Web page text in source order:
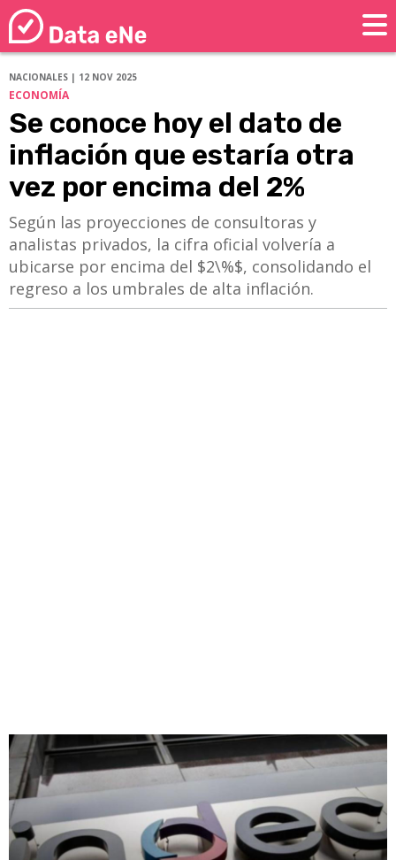
NACIONALES | 12 NOV 2025
ECONOMÍA
Se conoce hoy el dato de
inflación que estaría otra
vez por encima del 2%
Según las proyecciones de consultoras y
analistas privados, la cifra oficial volvería a
ubicarse por encima del $2\%$, consolidando el
regreso a los umbrales de alta inflación.